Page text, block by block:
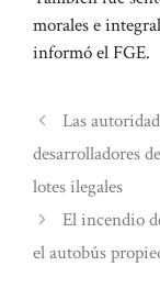
morales e
informó el FGE.
Las
desarrolladores
lotes ilegales
El incendio
el autobús